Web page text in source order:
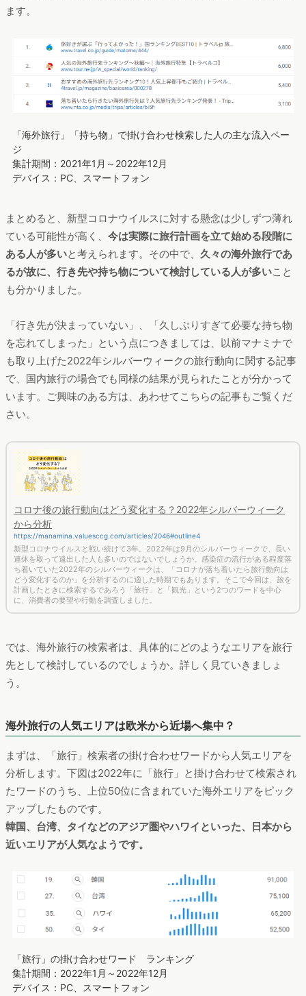
ます。
「海外旅行」「持ち物」で掛け合わせ検索した人の主な流入ペー
ジ
集計期間：2021年1月～2022年12月
デバイス：PC、スマートフォン
まとめると、新型コロナウイルスに対する懸念は少しずつ薄れ
ている可能性が高く、 今は実際に旅行計画を立て始める段階に
ある人が多いと考えられます。その中で、 久々の海外旅行であ
るが故に、行き先や持ち物について検討している人が多いこと
も分かりました。
「行き先が決まっていない」、「久しぶりすぎて必要な持ち物
を忘れてしまった」という点につきましては、以前マナミナで
も取り上げた2022年シルバーウィークの旅行動向に関する記事
で、国内旅行の場合でも同様の結果が見られたことが分かって
います。ご興味のある方は、あわせてこちらの記事もご覧くだ
さい。
コロナ後の旅行動向はどう変化する？2022年シルバーウィーク
から分析
https://manamina.valuesccg.com/articles/2046#outline4
新型コロナウイルスと戦い続けて3年。2022年は9月のシルバーウィークで、長い
連休を取って遠出した人も多いのではないでしょうか。感染症の流行がある程度落
ち着いていた2022年のシルバーウィークは、「コロナが落ち着いたら旅行動向は
どう変化するのか」を分析するのに適した時期でもあります。そこで今回は、旅を
計画したときに検索するであろう「旅行」と「観光」という2つのワードを中心
に、消費者の要望や行動を調査しました。
では、海外旅行の検索者は、具体的にどのようなエリアを旅行
先として検討しているのでしょうか。詳しく見ていきましょ
う。
海外旅行の人気エリアは欧米から近場へ集中？
まずは、「旅行」検索者の掛け合わせワードから人気エリアを
分析します。下図は2022年に「旅行」と掛け合わせて検索され
たワードのうち、上位50位に含まれていた海外エリアをピック
アップしたものです。
韓国、台湾、タイなどのアジア圏やハワイといった、日本から
近いエリアが人気なようです。
「旅行」の掛け合わせワード ランキング
集計期間：2022年1月～2022年12月
デバイス：PC、スマートフォン